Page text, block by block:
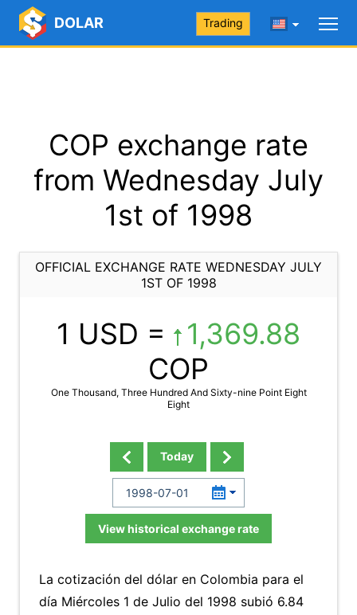
DOLAR Trading
COP exchange rate
from Wednesday July
1st of 1998
OFFICIAL EXCHANGE RATE WEDNESDAY JULY
1ST OF 1998
1 USD =
1,369.88
COP
One Thousand, Three Hundred And Sixty-nine Point Eight
Eight
Today
View historical exchange rate
La cotización del dólar en Colombia para el
día Miércoles 1 de Julio del 1998 subió 6.84